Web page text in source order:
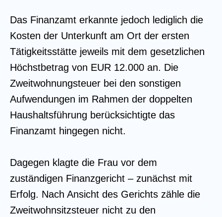
Das Finanzamt erkannte jedoch lediglich die
Kosten der Unterkunft am Ort der ersten
Tätigkeitsstätte jeweils mit dem gesetzlichen
Höchstbetrag von EUR 12.000 an. Die
Zweitwohnungsteuer bei den sonstigen
Aufwendungen im Rahmen der doppelten
Haushaltsführung berücksichtigte das
Finanzamt hingegen nicht.
Dagegen klagte die Frau vor dem
zuständigen Finanzgericht – zunächst mit
Erfolg. Nach Ansicht des Gerichts zähle die
Zweitwohnsitzsteuer nicht zu den